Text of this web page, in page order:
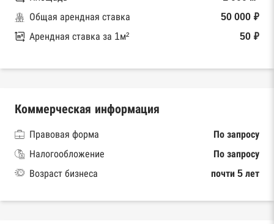
Общая арендная ставка
50 000 ₽
Арендная ставка за 1м²
50 ₽
Коммерческая информация
Правовая форма
По запросу
Налогообложение
По запросу
Возраст бизнеса
почти 5 лет